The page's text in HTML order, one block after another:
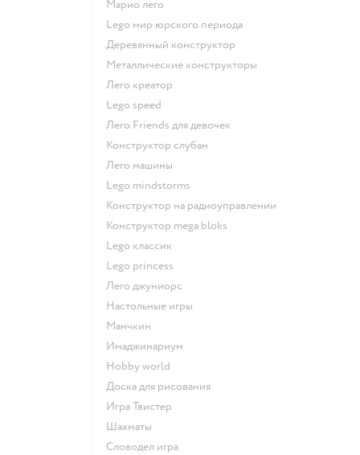
Марио лего
Lego мир юрского периода
Деревянный конструктор
Металлические конструкторы
Лего креатор
Lego speed
Лего Friends для девочек
Конструктор слубан
Лего машины
Lego mindstorms
Конструктор на радиоуправлении
Конструктор mega bloks
Lego классик
Lego princess
Лего джуниорс
Настольные игры
Манчкин
Имаджинариум
Hobby world
Доска для рисования
Игра Твистер
Шахматы
Словодел игра